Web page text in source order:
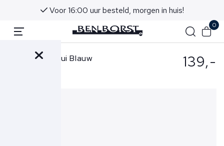
Voor 16:00 uur besteld, morgen in huis!
0
Hugo Boss Trui Blauw 139,-